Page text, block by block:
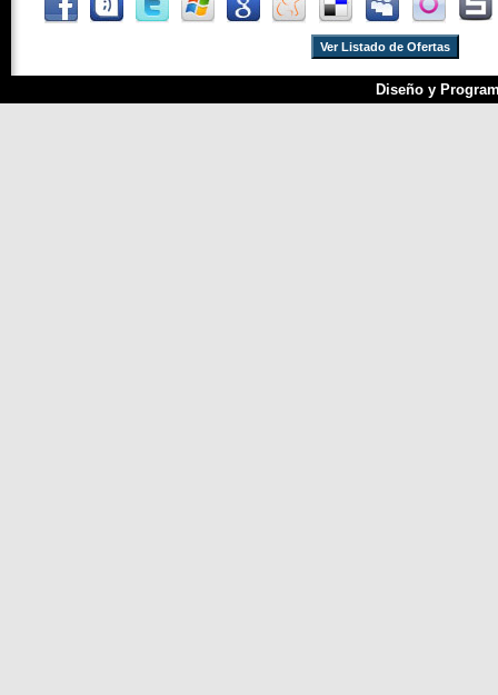
Ver Listado de Ofertas
Diseño y